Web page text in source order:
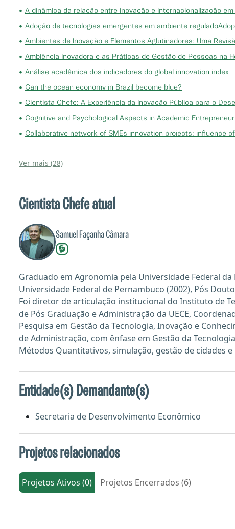
• A dinâmica da relação entre inovação e internacionalização em
• Adoção de tecnologias emergentes em ambiente
• Ambientes de Inovação e Elementos Aglutinadores: Uma
• Ambiência Inovadora e as Práticas de Gestão de Pessoas na
• Análise acadêmica dos indicadores do global innovation index
• Can the ocean economy in Brazil become blue?
• Cientista Chefe: A Experiência da Inovação Pública para o
• Cognitive and Psychological Aspects in Academic
• Collaborative network of SMEs innovation projects: influence
Ver mais (28)
Cientista Chefe atual
Samuel Façanha Câmara
Graduado em Agronomia pela Universidade Federal
Universidade Federal de Pernambuco (2002), Pós
Foi diretor de articulação institucional do Instituto de
de Pós Graduação e Administração da UECE,
Pesquisa em Gestão da Tecnologia, Inovação e
de Administração, com ênfase em Gestão da
Métodos Quantitativos, simulação, gestão de cidades e
Entidade(s) Demandante(s)
Secretaria de Desenvolvimento Econômico
Projetos relacionados
Projetos Ativos (0) Projetos Encerrados (6)